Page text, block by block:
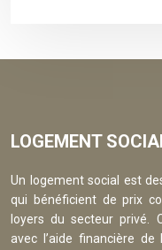
LOGEMENT
Un logement social est
qui bénéficient de prix
loyers du secteur privé.
avec l’aide financière